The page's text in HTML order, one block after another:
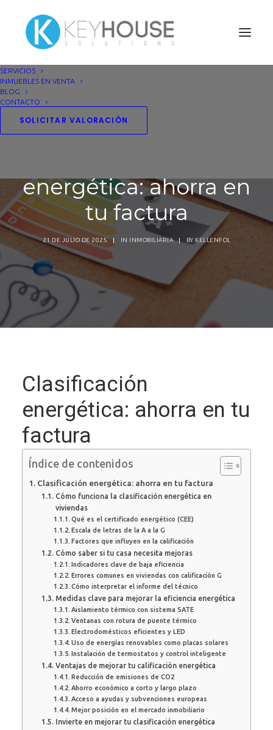
SERVICIOS
INMUEBLES EN VENTA
BLOG
CONTACTO
SOLICITAR VALORACIÓN
energética: ahorra en
tu factura
21 DE JULIO DE 2025 | IN INMOBILIARIA | BY KELLENFOL
Clasificación
energética: ahorra en tu
factura
Índice de contenidos
Clasificación energética: ahorra en tu factura
Cómo funciona la clasificación energética en
viviendas
Qué es el certificado energético (CEE)
Escala de letras de la A a la G
Factores que influyen en la calificación
Cómo saber si tu casa necesita mejoras
Indicadores clave de baja eficiencia
Errores comunes en viviendas con calificación G
Cómo interpretar el informe del técnico
Medidas clave para mejorar la eficiencia energética
Aislamiento térmico con sistema SATE
Ventanas con rotura de puente térmico
Electrodomésticos eficientes y LED
Uso de energías renovables como placas solares
Instalación de termostatos y control inteligente
Ventajas de mejorar tu calificación energética
Reducción de emisiones de CO2
Ahorro económico a corto y largo plazo
Acceso a ayudas y subvenciones europeas
Mejor posición en el mercado inmobiliario
Invierte en mejorar tu clasificación energética